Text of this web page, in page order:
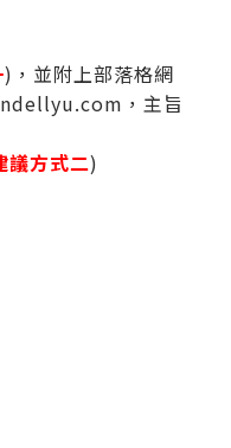
)，並附上部落格網
，主旨
議方式二)